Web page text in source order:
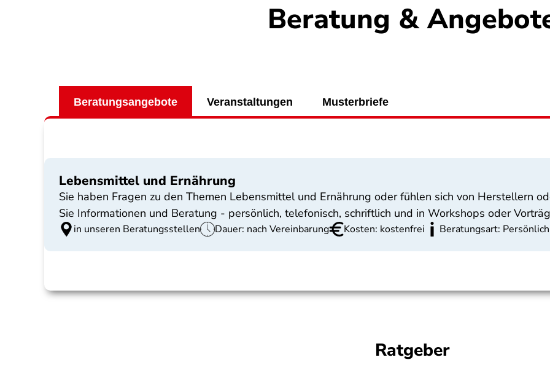
Beratung &
Beratungsangebote Veranstaltungen Musterbriefe
Lebensmittel und Ernährung
Sie haben Fragen zu den Themen Lebensmittel und Ernährung oder fühlen sich von Herstellern
Sie Informationen und Beratung - persönlich, telefonisch, schriftlich und in Workshops oder
in unseren Beratungsstellen Dauer: nach Vereinbarung Kosten: kostenfrei Beratungsart:
Ratgeber